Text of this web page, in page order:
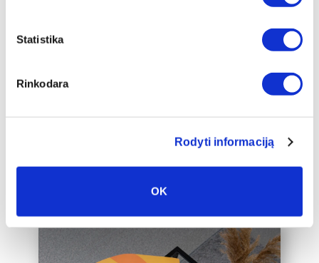
Statistika
Rinkodara
Rodyti informaciją
OK
padarīs audeklu par vēl greznāku jūsu
audeklu, lūdzu, sazinieties ar mums,